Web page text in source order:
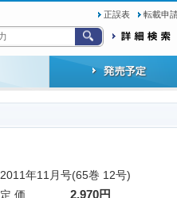
正誤表 転載申
2011年11月号(65巻 12号)
定 価
2,970円